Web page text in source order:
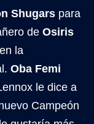
Shugars para
de Osiris
la
Oba Femi
le dice a
Campeón